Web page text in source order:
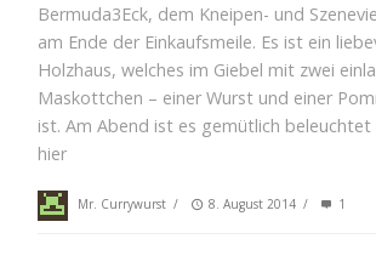
Bermuda3Eck, dem Kneipen- und
am Ende der Einkaufsmeile. Es ist ein
Holzhaus, welches im Giebel mit zwei
Maskottchen – einer Wurst und einer
ist. Am Abend ist es gemütlich beleuchtet
hier
Mr. Currywurst / 8. August 2014 / 1